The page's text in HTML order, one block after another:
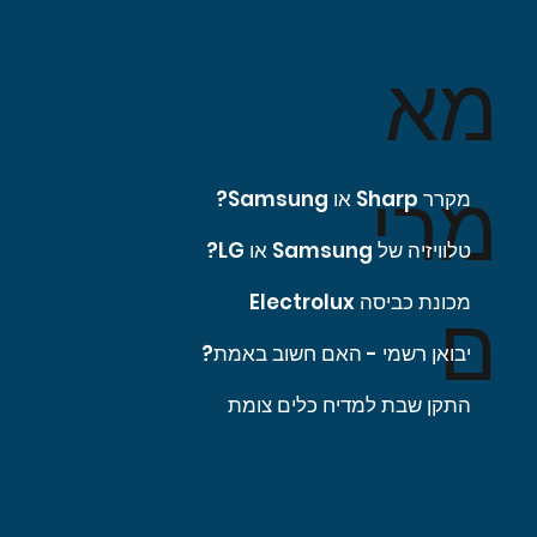
מא
מרי
ם
מקרר Sharp או Samsung?
טלוויזיה של Samsung או LG?
מכונת כביסה Electrolux
יבואן רשמי - האם חשוב באמת?
התקן שבת למדיח כלים צומת